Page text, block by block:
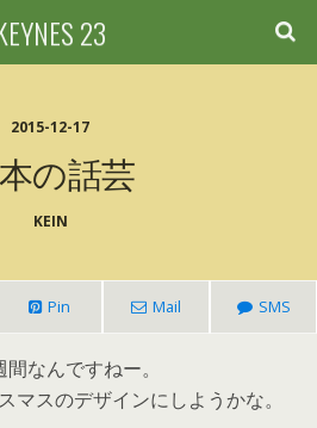
23
2015-12-17
の話芸
KEIN
Pin Mail SMS
なんですねー。
マスのデザインにしようかな。